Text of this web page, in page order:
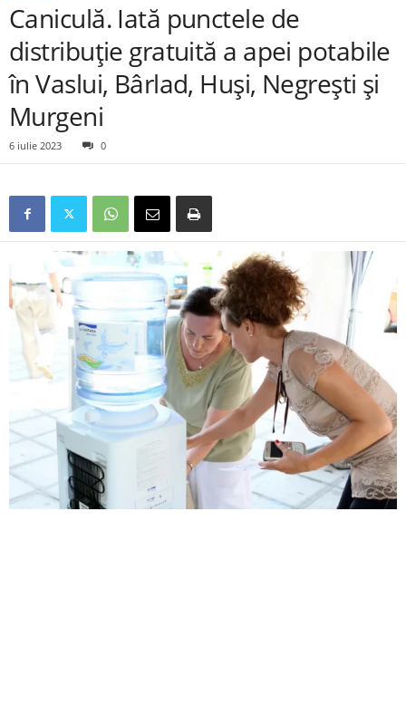
Caniculă. Iată punctele de
distribuție gratuită a apei potabile
în Vaslui, Bârlad, Huși, Negrești și
Murgeni
6 iulie 2023 0